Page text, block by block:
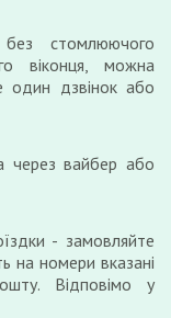
стомлюючого
віконця, можна
один дзвінок або
через вайбер або
- замовляйте
на номери вказані
Відповімо у